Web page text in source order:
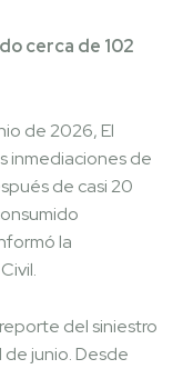
cerca de 102
de 2026, El
inmediaciones de
de casi 20
la
del siniestro
de junio. Desde